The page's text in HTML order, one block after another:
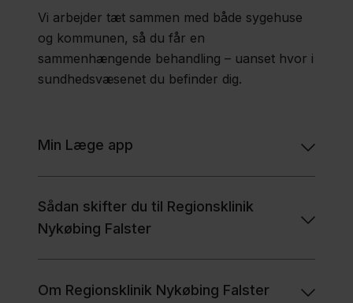
Regionsklinik
Nykøbing
Regionsklinik
Næstved
Sygehus
Regionsklinik
Næstved
Vi arbejder tæt sammen med både sygehuse
og kommunen, så du får en
sammenhængende behandling – uanset hvor i
sundhedsvæsenet du befinder dig.
Min Læge app
Sådan skifter du til Regionsklinik
Nykøbing Falster
Om Regionsklinik Nykøbing Falster